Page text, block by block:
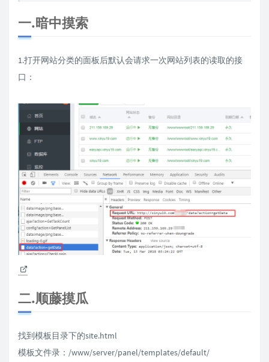
一.暗中摸索
1.打开网站分类的面板后默认会请求一次网站列表的读取的接
口：
二.顺藤摸瓜
找到模板目录下的site.html
模板文件录：/www/server/panel/templates/default/